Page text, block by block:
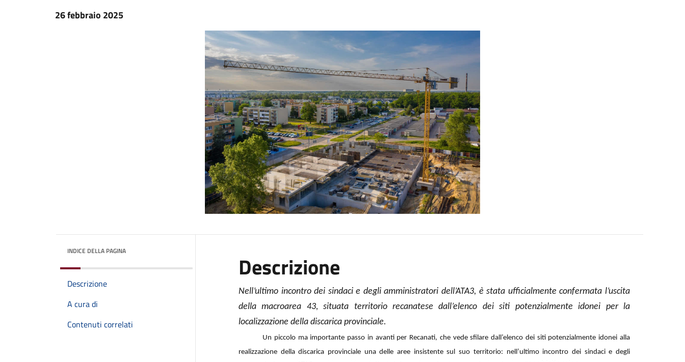
26 febbraio 2025
INDICE DELLA PAGINA
Descrizione
A cura di
Contenuti correlati
Descrizione
Nell’ultimo incontro dei sindaci e degli amministratori dell’ATA3, è stata ufficialmente confermata l’uscita
della macroarea 43, situata territorio recanatese dall’elenco dei siti potenzialmente idonei per la
localizzazione della discarica provinciale.
Un piccolo ma importante passo in avanti per Recanati, che vede sfilare dall’elenco dei siti potenzialmente idonei alla
realizzazione della discarica provinciale una delle aree insistente sul suo territorio: nell’ultimo incontro dei sindaci e degli